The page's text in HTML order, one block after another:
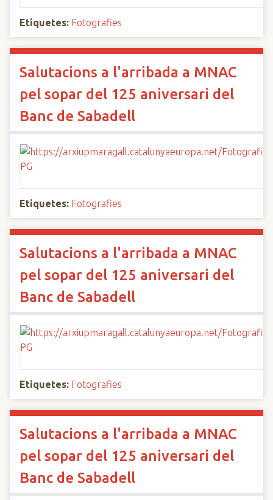
Etiquetes: Fotografies
Salutacions a l'arribada a MNAC
pel sopar del 125 aniversari del
Banc de Sabadell
Etiquetes: Fotografies
Salutacions a l'arribada a MNAC
pel sopar del 125 aniversari del
Banc de Sabadell
Etiquetes: Fotografies
Salutacions a l'arribada a MNAC
pel sopar del 125 aniversari del
Banc de Sabadell